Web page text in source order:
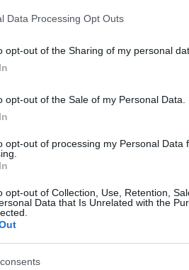
Data Processing Opt Outs
opt-out of the Sharing of my personal
opt-out of the Sale of my Personal Data.
opt-out of processing my Personal Data
opt-out of Collection, Use, Retention,
Data that Is Unrelated with the
και οι
με κατάρριψη αυτών των
στους εναέριους
F-16 itself which tried to
pic.twitter.com/
(@pronewsgr)
πρόκειται για ένα
τα μέχρι τώρα πολεμικά
και πρέπει να